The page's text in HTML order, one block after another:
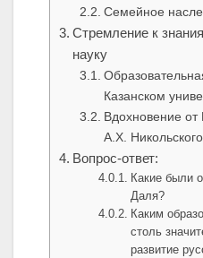
Семейное
Стремление к
науку
Казанском
Вдохновение от
А.Х. Никольского
Вопрос-ответ:
Какие были
Даля?
Каким
столь
развитие